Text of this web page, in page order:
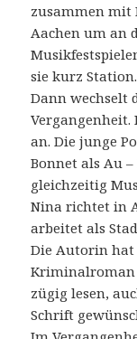
zusammen mit
Aachen um an
sie kurz Station.
Dann wechselt
Vergangenheit.
an. Die junge
Bonnet als Au
gleichzeitig
Nina richtet in
arbeitet als
Die Autorin hat
Kriminalroman
zügig lesen,
Schrift